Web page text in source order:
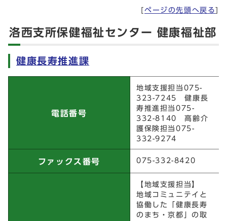
ページの先頭へ戻る
洛西支所保健福祉センター 健康福祉部
健康長寿推進課
電話番号
地域支援担当075-
323-7245 健康長
寿推進担当075-
332-8140 高齢介
護保険担当075-
332-9274
ファックス番号 075-332-8420
【地域支援担当】
地域コミュニテイと
協働した「健康長寿
のまち・京都」の取